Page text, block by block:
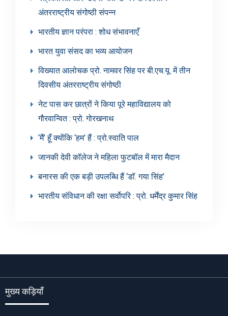
अंतरराष्ट्रीय संगोष्ठी संपन्न
भारतीय ज्ञान परंपरा : शोध संभावनाएँ
भारत युवा संसद का भव्य आयोजन
विख्यात आलोचक प्रो. नामवर सिंह पर बी.एच.यू. में तीन
दिवसीय अंतरराष्ट्रीय संगोष्ठी
नेट पास कर छात्रों ने किया पूरे महाविद्यालय को
गौरवान्वित : प्रो. गोरखनाथ
‘मैं’ हूँ क्योंकि ‘हम’ हैं : प्रो.स्वाति पाल
जानकी देवी कॉलेज ने महिला फुटबॉल में मारा मैदान
बनारस की एक बड़ी उपलब्धि हैं ‘डॉ. गया सिंह’
भारतीय संविधान की रक्षा सर्वोपरि : प्रो. धर्मेंद्र कुमार सिंह
मुख्य कड़ियाँ